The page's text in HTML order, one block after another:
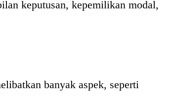
keputusan, kepemilikan modal,
banyak aspek, seperti